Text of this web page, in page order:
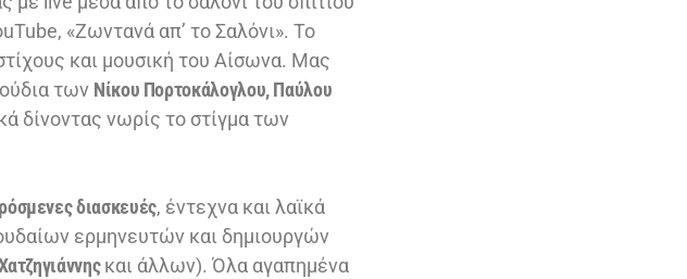
«Ζωντανά απ’ το Σαλόνι». Το
και μουσική του Αίσωνα. Μας
των Νίκου Πορτοκάλογλου, Παύλου
δίνοντας νωρίς το στίγμα των
διασκευές, έντεχνα και λαϊκά
ερμηνευτών και δημιουργών
και άλλων). Όλα αγαπημένα